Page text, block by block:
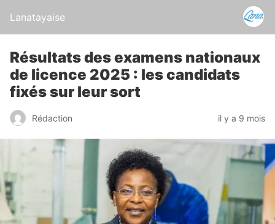
Lanatayaise
Résultats des examens nationaux
de licence 2025 : les candidats
fixés sur leur sort
Rédaction il y a 9 mois